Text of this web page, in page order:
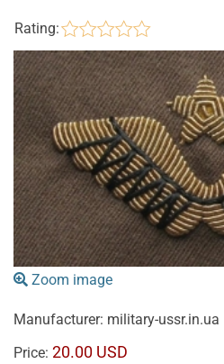
Rating:
Zoom image
Manufacturer: military-ussr.in.ua
Price: 20.00 USD